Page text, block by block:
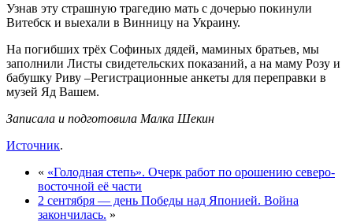
Узнав эту страшную трагедию мать с дочерью покинули
Витебск и выехали в Винницу на Украину.
На погибших трёх Софиных дядей, маминых братьев, мы
заполнили Листы свидетельских показаний, а на маму Розу и
бабушку Риву –Регистрационные анкеты для переправки в
музей Яд Вашем.
Записала и подготовила Малка Шекин
Источник.
« «Голодная степь». Очерк работ по орошению северо-
восточной её части
2 сентября — день Победы над Японией. Война
закончилась. »